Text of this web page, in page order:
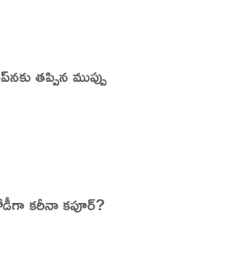
తప్పిన ముప్పు
కరీనా కపూర్?